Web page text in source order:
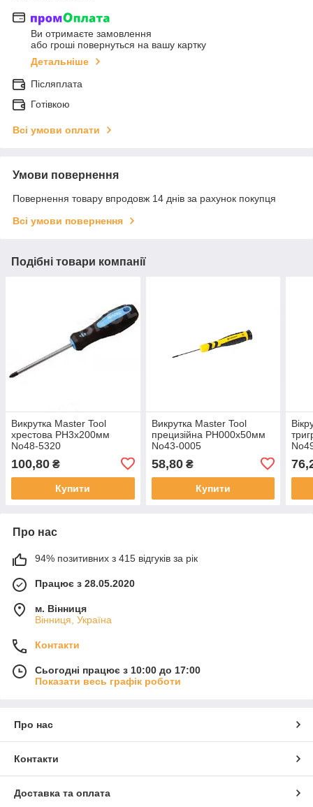
Ви отримаєте замовлення
або гроші повернуться на вашу картку
Детальніше
Післяплата
Готівкою
Всі умови оплати
Умови повернення
Повернення товару впродовж 14 днів за рахунок покупця
Всі умови повернення
Подібні товари компанії
Викрутка Master Tool
хрестова PH3х200мм
No48-5320
100,80 ₴
Купити
Викрутка Master Tool
прецизійна PH000х50мм
No43-0005
58,80₴
Купити
Про нас
94% позитивних з 415 відгуків за рік
Працює з 28.05.2020
м. Вінниця
Вінниця, Україна
Контакти
Сьогодні працює з 10:00 до 17:00
Показати весь графік роботи
Про нас
Контакти
Доставка та оплата